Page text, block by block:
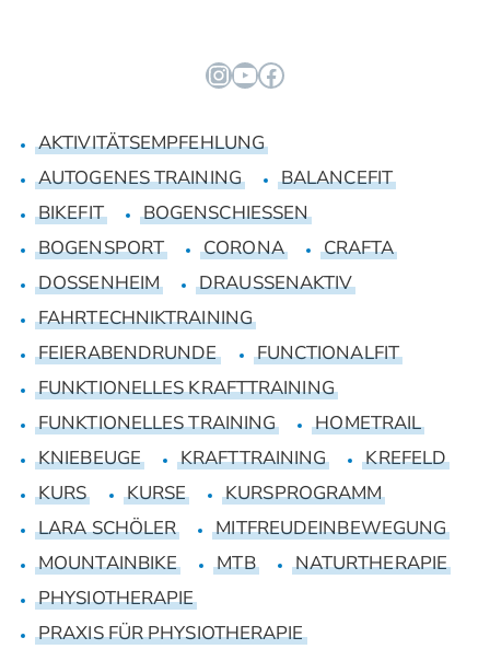
Instagram
YouTube
Facebook
AKTIVITÄTSEMPFEHLUNG
AUTOGENES TRAINING
BALANCEFIT
BIKEFIT
BOGENSCHIESSEN
BOGENSPORT
CORONA
CRAFTA
DOSSENHEIM
DRAUSSENAKTIV
FAHRTECHNIKTRAINING
FEIERABENDRUNDE
FUNCTIONALFIT
FUNKTIONELLES KRAFTTRAINING
FUNKTIONELLES TRAINING
HOMETRAIL
KNIEBEUGE
KRAFTTRAINING
KREFELD
KURS
KURSE
KURSPROGRAMM
LARA SCHÖLER
MITFREUDEINBEWEGUNG
MOUNTAINBIKE
MTB
NATURTHERAPIE
PHYSIOTHERAPIE
PRAXIS FÜR PHYSIOTHERAPIE